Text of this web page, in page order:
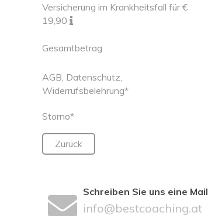
Versicherung im Krankheitsfall für €
19,90
Gesamtbetrag
AGB, Datenschutz,
Widerrufsbelehrung*
Storno*
Zurück
Schreiben Sie uns eine Mail
info@bestcoaching.at